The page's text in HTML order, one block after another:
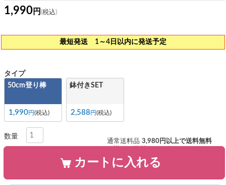
1,990
最短発送 1～4日以内に発送予定
通常送料品 3,980円以上で送料無料
タイプ
50cm登り棒
1,990 税込
鉢付きSET
2,588 税込
カートに入れる